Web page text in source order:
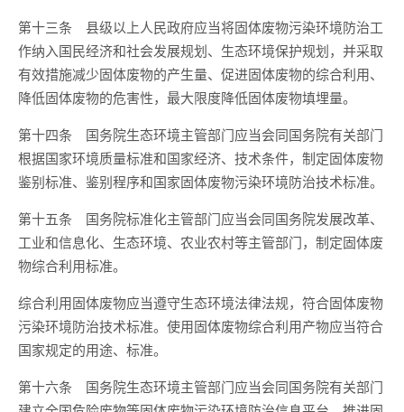
第十三条 县级以上人民政府应当将固体废物污染环境防治工
作纳入国民经济和社会发展规划、生态环境保护规划，并采取
有效措施减少固体废物的产生量、促进固体废物的综合利用、
降低固体废物的危害性，最大限度降低固体废物填埋量。
第十四条 国务院生态环境主管部门应当会同国务院有关部门
根据国家环境质量标准和国家经济、技术条件，制定固体废物
鉴别标准、鉴别程序和国家固体废物污染环境防治技术标准。
第十五条 国务院标准化主管部门应当会同国务院发展改革、
工业和信息化、生态环境、农业农村等主管部门，制定固体废
物综合利用标准。
综合利用固体废物应当遵守生态环境法律法规，符合固体废物
污染环境防治技术标准。使用固体废物综合利用产物应当符合
国家规定的用途、标准。
第十六条 国务院生态环境主管部门应当会同国务院有关部门